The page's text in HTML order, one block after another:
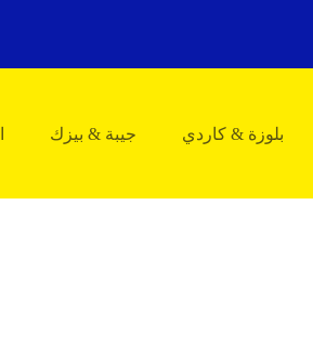
بلوزة & كاردي جيبة & بيزك